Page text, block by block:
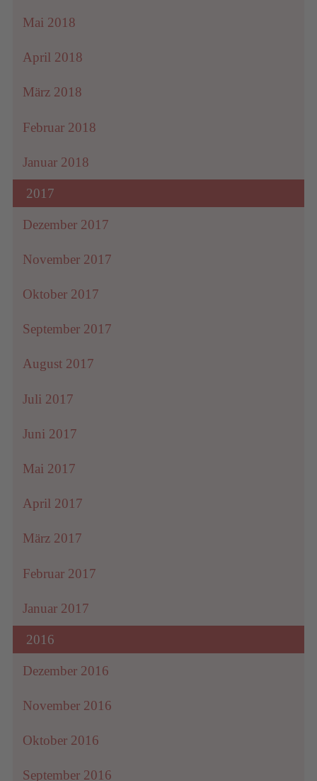
Mai 2018
April 2018
März 2018
Februar 2018
Januar 2018
2017
Dezember 2017
November 2017
Oktober 2017
September 2017
August 2017
Juli 2017
Juni 2017
Mai 2017
April 2017
März 2017
Februar 2017
Januar 2017
2016
Dezember 2016
November 2016
Oktober 2016
September 2016